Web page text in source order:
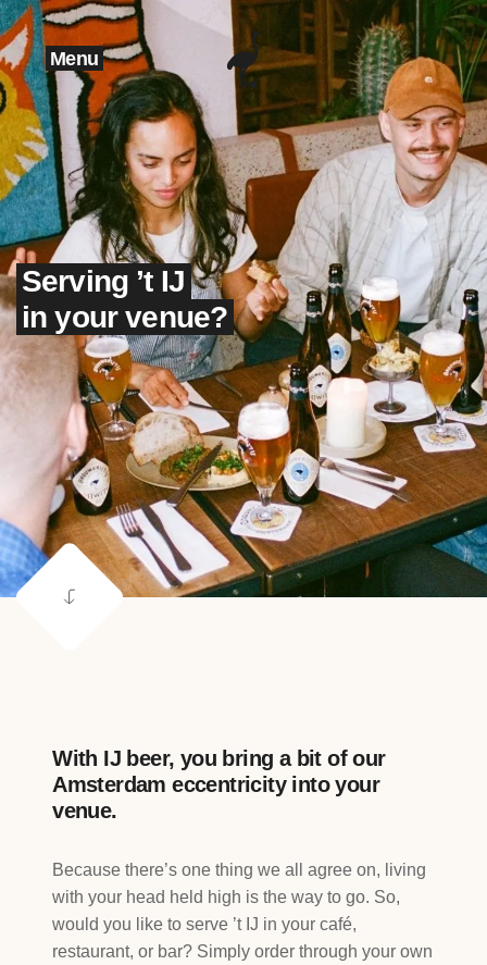
Menu
Serving ’t IJ
in your venue?
With IJ beer, you bring a bit of our
Amsterdam eccentricity into your
venue.
Because there’s one thing we all agree on, living
with your head held high is the way to go. So,
would you like to serve ’t IJ in your café,
restaurant, or bar? Simply order through your own